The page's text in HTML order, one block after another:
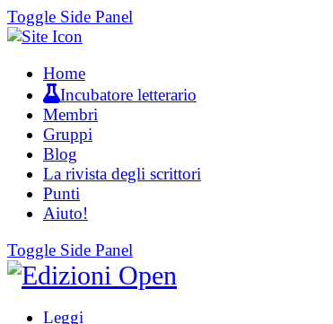
Toggle Side Panel
Home
Incubatore letterario
Membri
Gruppi
Blog
La rivista degli scrittori
Punti
Aiuto!
Toggle Side Panel
Leggi